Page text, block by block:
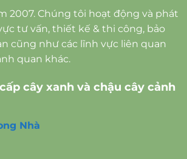
2007. Chúng tôi hoạt động và phát
tư vấn, thiết kế & thi công, bảo
cũng như các lĩnh vực liên quan
quan khác.
cây xanh và chậu cây cảnh
Nhà